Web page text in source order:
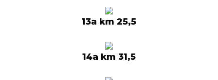
13a km 25,5
14a km 31,5